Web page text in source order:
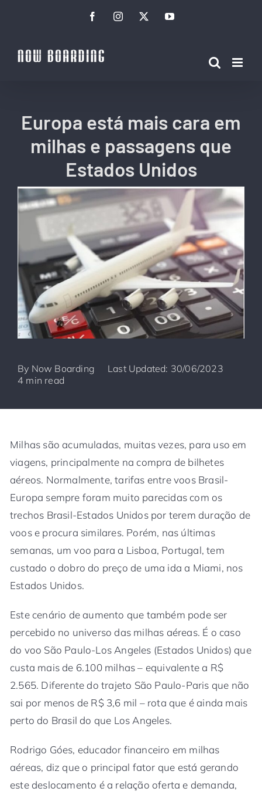
conteúdo
FacebookInstagramTwitterYouTube
Europa está mais cara em
milhas e passagens que
Estados Unidos
By Now Boarding
Last Updated: 30/06/2023
4 min read
Milhas são acumuladas, muitas vezes, para uso em
viagens, principalmente na compra de bilhetes
aéreos. Normalmente, tarifas entre voos Brasil-
Europa sempre foram muito parecidas com os
trechos Brasil-Estados Unidos por terem duração de
voos e procura similares. Porém, nas últimas
semanas, um voo para a Lisboa, Portugal, tem
custado o dobro do preço de uma ida a Miami, nos
Estados Unidos.
Este cenário de aumento que também pode ser
percebido no universo das milhas aéreas. É o caso
do voo São Paulo-Los Angeles (Estados Unidos) que
custa mais de 6.100 milhas – equivalente a R$
2.565. Diferente do trajeto São Paulo-Paris que não
sai por menos de R$ 3,6 mil – rota que é ainda mais
perto do Brasil do que Los Angeles.
Rodrigo Góes, educador financeiro em milhas
aéreas, diz que o principal fator que está gerando
este deslocamento é a relação oferta e demanda,